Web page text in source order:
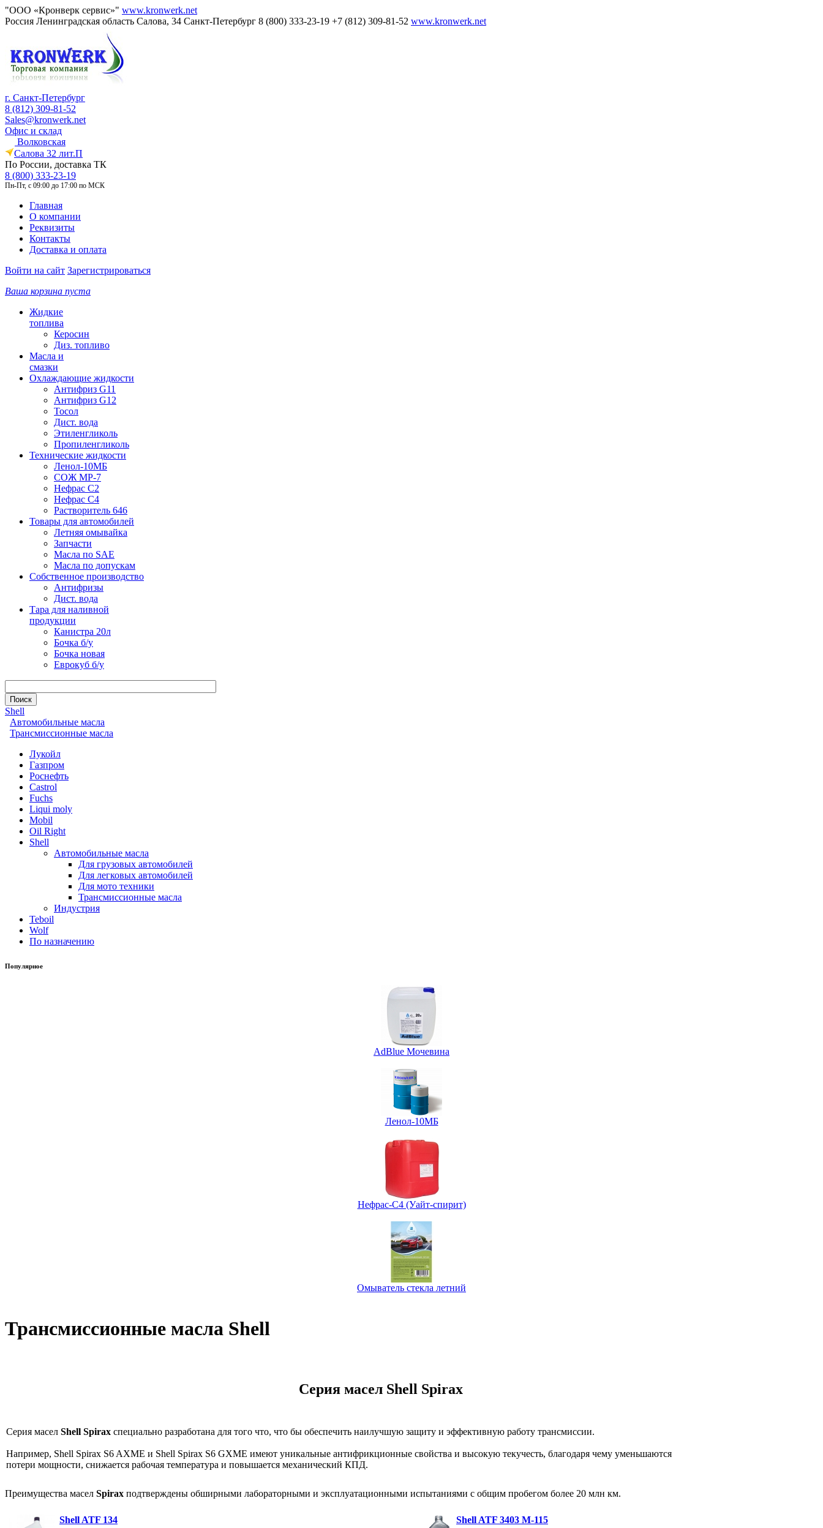
"ООО «Кронверк сервис»" www.kronwerk.net
Россия Ленинградская область Салова, 34 Санкт-Петербург 8 (800) 333-23-19 +7 (812) 309-81-52 www.kronwerk.net
г. Санкт-Петербург
8 (812) 309-81-52
Sales@kronwerk.net
Офис и склад
Волковская
Салова 32 лит.П
По России, доставка ТК
8 (800) 333-23-19
Пн-Пт, с 09:00 до 17:00 по МСК
Главная
О компании
Реквизиты
Контакты
Доставка и оплата
Войти на сайт Зарегистрироваться
Ваша корзина пуста
Жидкие
топлива
Керосин
Диз. топливо
Масла и
смазки
Охлаждающие жидкости
Антифриз G11
Антифриз G12
Тосол
Дист. вода
Этиленгликоль
Пропиленгликоль
Технические жидкости
Ленол-10МБ
СОЖ МР-7
Нефрас С2
Нефрас С4
Растворитель 646
Товары для автомобилей
Летняя омывайка
Запчасти
Масла по SAE
Масла по допускам
Собственное производство
Антифризы
Дист. вода
Тара для наливной
продукции
Канистра 20л
Бочка б/у
Бочка новая
Еврокуб б/у
Shell
Автомобильные масла
Трансмиссионные масла
Лукойл
Газпром
Роснефть
Castrol
Fuchs
Liqui moly
Mobil
Oil Right
Shell
Автомобильные масла
Для грузовых автомобилей
Для легковых автомобилей
Для мото техники
Трансмиссионные масла
Индустрия
Teboil
Wolf
По назначению
Популярное
AdBlue Мочевина
Ленол-10МБ
Нефрас-С4 (Уайт-спирит)
Омыватель стекла летний
Трансмиссионные масла Shell
Серия масел Shell Spirax
Серия масел Shell Spirax специально разработана для того что, что бы обеспечить наилучшую защиту и эффективную работу трансмиссии.
Например, Shell Spirax S6 AXME и Shell Spirax S6 GXME имеют уникальные антифрикционные свойства и высокую текучесть, благодаря чему уменьшаются
потери мощности, снижается рабочая температура и повышается механический КПД.
Преимущества масел Spirax подтверждены обширными лабораторными и эксплуатационными испытаниями с общим пробегом более 20 млн км.
Shell ATF 134
Shell ATF 3403 M-115